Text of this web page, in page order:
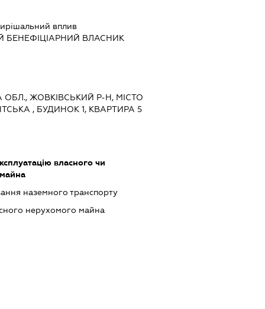
вплив
БЕНЕФІЦІАРНИЙ ВЛАСНИК
ОБЛ., ЖОВКІВСЬКИЙ Р-Н, МІСТО
, БУДИНОК 1, КВАРТИРА 5
власного чи
наземного транспорту
нерухомого майна